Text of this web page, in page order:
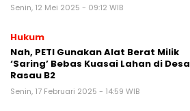
Senin, 12 Mei 2025 - 09:12 WIB
Hukum
Nah, PETI Gunakan Alat Berat Milik
‘Saring’ Bebas Kuasai Lahan di Desa
Rasau B2
Senin, 17 Februari 2025 - 14:59 WIB